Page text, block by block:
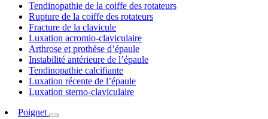
Tendinopathie de la coiffe des rotateurs
Rupture de la coiffe des rotateurs
Fracture de la clavicule
Luxation acromio-claviculaire
Arthrose et prothèse d’épaule
Instabilité antérieure de l’épaule
Tendinopathie calcifiante
Luxation récente de l’épaule
Luxation sterno-claviculaire
Poignet